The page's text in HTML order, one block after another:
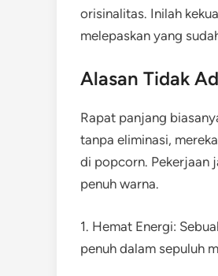
orisinalitas. Inilah
melepaskan yang
Alasan Tidak
Rapat panjang
tanpa eliminasi,
di popcorn. Pekerjaan
penuh warna.
1. Hemat Energi:
penuh dalam sepuluh